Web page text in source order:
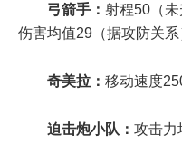
弓箭手： 射程50（
伤害均值29（据攻防关系
奇美拉： 移动速度
迫击炮小队： 攻击力